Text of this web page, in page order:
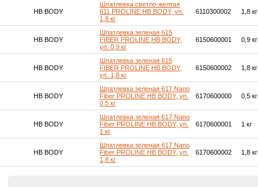
HB BODY
Шпатлевка светло-желтая
611 PROLINE HB BODY, уп.
1,8 кг
6110300002 1,8 кг
HB BODY
Шпатлевка зеленая 615
FIBER PROLINE HB BODY,
уп. 0,9 кг
6150600001 0,9 кг
HB BODY
Шпатлевка зеленая 615
FIBER PROLINE HB BODY,
уп. 1,8 кг
6150600002 1,8 кг
HB BODY
Шпатлевка зеленая 617 Nano
Fiber PROLINE HB BODY, уп.
0,5 кг
6170600000 0,5 кг
HB BODY
Шпатлевка зеленая 617 Nano
Fiber PROLINE HB BODY, уп.
1 кг
6170600001 1 кг
HB BODY
Шпатлевка зеленая 617 Nano
Fiber PROLINE HB BODY, уп.
1,8 кг
6170600002 1,8 кг